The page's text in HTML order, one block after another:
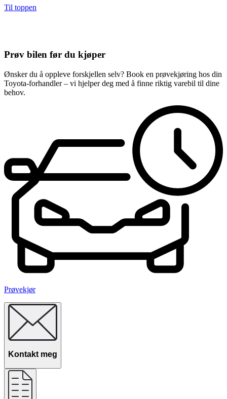
Til toppen
Prøv bilen før du kjøper
Ønsker du å oppleve forskjellen selv? Book en prøvekjøring hos din
Toyota-forhandler – vi hjelper deg med å finne riktig varebil til dine
behov.
Prøvekjør
Kontakt meg